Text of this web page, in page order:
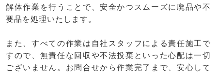
解体作業を行うことで、安全かつスムーズに廃品や不
要品を処理いたします。
また、すべての作業は自社スタッフによる責任施工で
すので、無責任な回収や不法投棄といった心配は一切
ございません。お問合せから作業完了まで、安心して